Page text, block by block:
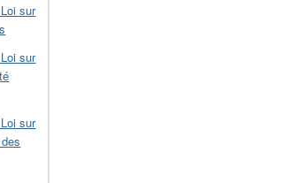
sur
sur
sur